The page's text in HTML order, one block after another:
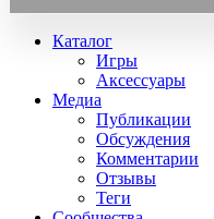
Каталог
Игры
Аксессуары
Медиа
Публикации
Обсуждения
Комментарии
Отзывы
Теги